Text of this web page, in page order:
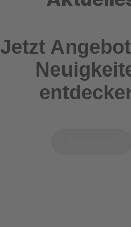
Jetzt